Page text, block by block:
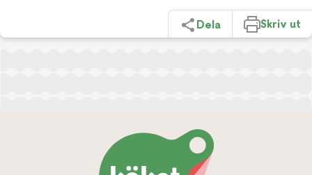
Dela Skriv ut